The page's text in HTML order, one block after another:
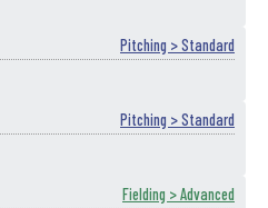
Pitching > Standard
Pitching > Standard
Fielding > Advanced